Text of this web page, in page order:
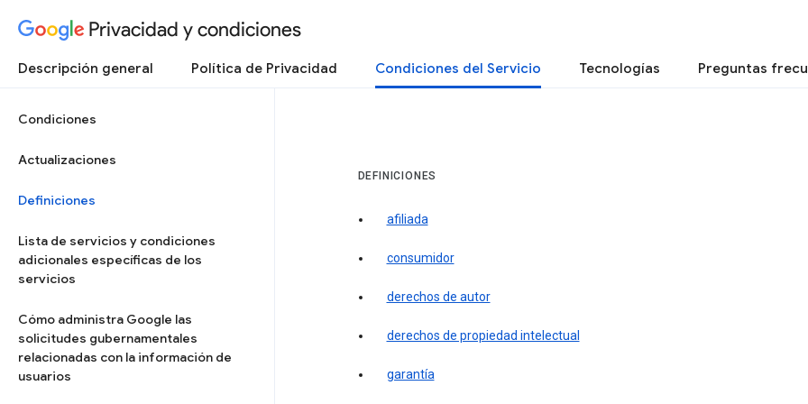
Privacidad y condiciones
Descripción general Política de Privacidad Condiciones del Servicio Tecnologías Preguntas
Condiciones
Actualizaciones
Definiciones
Lista de servicios y condiciones
adicionales específicas de los
servicios
Cómo administra Google las
solicitudes gubernamentales
relacionadas con la información de
usuarios
DEFINICIONES
afiliada
consumidor
derechos de autor
derechos de propiedad intelectual
garantía